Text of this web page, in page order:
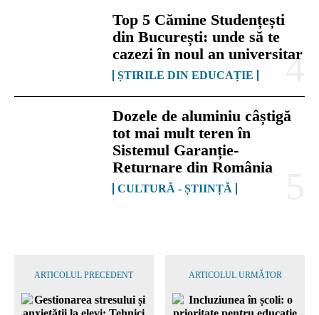
Top 5 Cămine Studențești
din București: unde să te
cazezi în noul an universitar
ȘTIRILE DIN EDUCAȚIE
Dozele de aluminiu câștigă
tot mai mult teren în
Sistemul Garanție-
Returnare din România
CULTURĂ - ȘTIINȚĂ
ARTICOLUL PRECEDENT ARTICOLUL URMĂTOR